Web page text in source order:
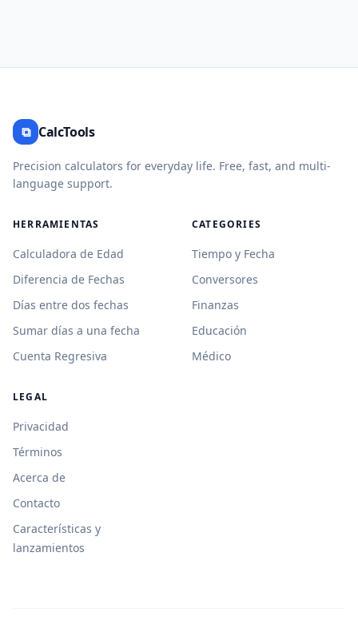
⧉ CalcTools
Precision calculators for everyday life. Free, fast, and multi-
language support.
HERRAMIENTAS
Calculadora de Edad
Diferencia de Fechas
Días entre dos fechas
Sumar días a una fecha
Cuenta Regresiva
CATEGORIES
Tiempo y Fecha
Conversores
Finanzas
Educación
Médico
LEGAL
Privacidad
Términos
Acerca de
Contacto
Características y
lanzamientos